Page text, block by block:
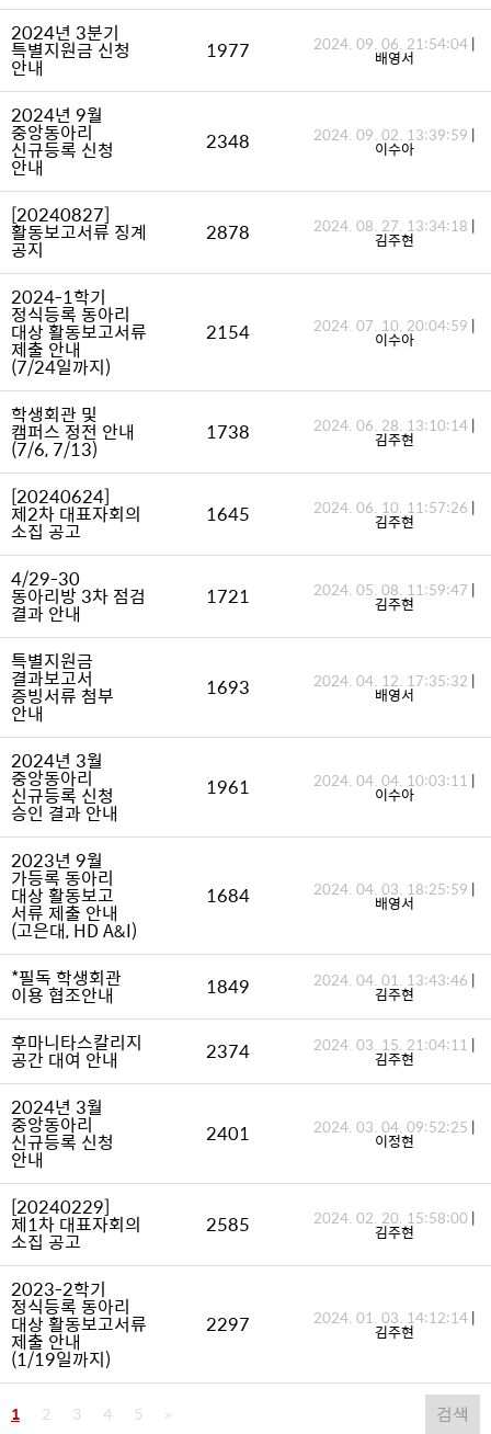
2024년 3분기
특별지원금 신청
안내
1977 2024. 09. 06. 21:54:04|
배영서
2024년 9월
중앙동아리
신규등록 신청
안내
2348 2024. 09. 02. 13:39:59 |
이수아
[20240827]
활동보고서류 징계
공지
2878 2024. 08. 27. 13:34:18 |
김주현
2024-1학기
정식등록 동아리
대상 활동보고서류
제출 안내
(7/24일까지)
2154 2024. 07. 10. 20:04:59 |
이수아
학생회관 및
캠퍼스 정전 안내
(7/6, 7/13)
1738 2024. 06. 28. 13:10:14|
김주현
[20240624]
제2차 대표자회의
소집 공고
1645 2024. 06. 10. 11:57:26 |
김주현
4/29-30
동아리방 3차 점검
결과 안내
1721 2024. 05. 08. 11:59:47 |
김주현
특별지원금
결과보고서
증빙서류 첨부
안내
1693 2024. 04. 12. 17:35:32 |
배영서
2024년 3월
중앙동아리
신규등록 신청
승인 결과 안내
1961 2024. 04. 04. 10:03:11 |
이수아
2023년 9월
가등록 동아리
대상 활동보고
서류 제출 안내
(고은대, HD A&I)
1684 2024. 04. 03. 18:25:59 |
배영서
*필독 학생회관
이용 협조안내 1849 2024. 04. 01. 13:43:46 |
김주현
후마니타스칼리지
공간 대여 안내 2374 2024. 03. 15. 21:04:11 |
김주현
2024년 3월
중앙동아리
신규등록 신청
안내
2401 2024. 03. 04. 09:52:25 |
이정현
[20240229]
제1차 대표자회의
소집 공고
2585 2024. 02. 20. 15:58:00|
김주현
2023-2학기
정식등록 동아리
대상 활동보고서류
제출 안내
(1/19일까지)
2297 2024. 01. 03. 14:12:14|
김주현
1 2 3 4 5 » 검색